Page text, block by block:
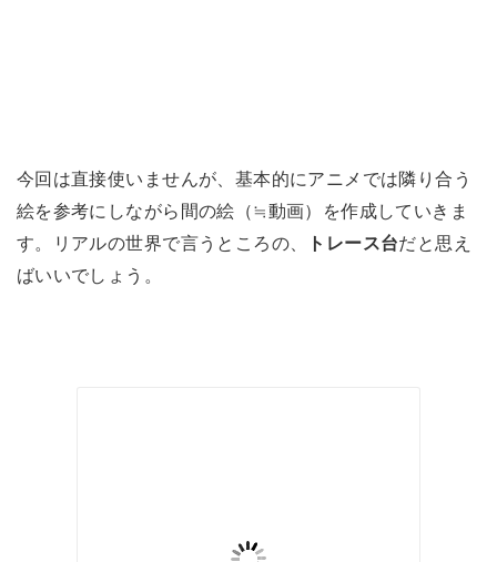
今回は直接使いませんが、基本的にアニメでは隣り合う
絵を参考にしながら間の絵（≒動画）を作成していきま
す。リアルの世界で言うところの、
トレース台だと思え
ばいいでしょう。